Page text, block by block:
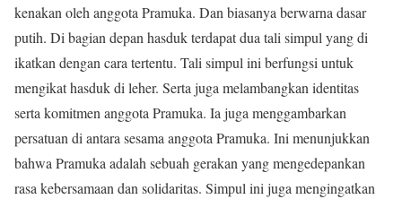
kenakan oleh anggota Pramuka. Dan biasanya berwarna dasar
putih. Di bagian depan hasduk terdapat dua tali simpul yang di
ikatkan dengan cara tertentu. Tali simpul ini berfungsi untuk
mengikat hasduk di leher. Serta juga melambangkan identitas
serta komitmen anggota Pramuka. Ia juga menggambarkan
persatuan di antara sesama anggota Pramuka. Ini menunjukkan
bahwa Pramuka adalah sebuah gerakan yang mengedepankan
rasa kebersamaan dan solidaritas. Simpul ini juga mengingatkan